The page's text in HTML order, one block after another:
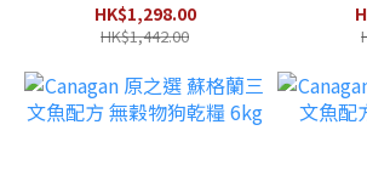
HK$1,298.00
HK$1,442.00